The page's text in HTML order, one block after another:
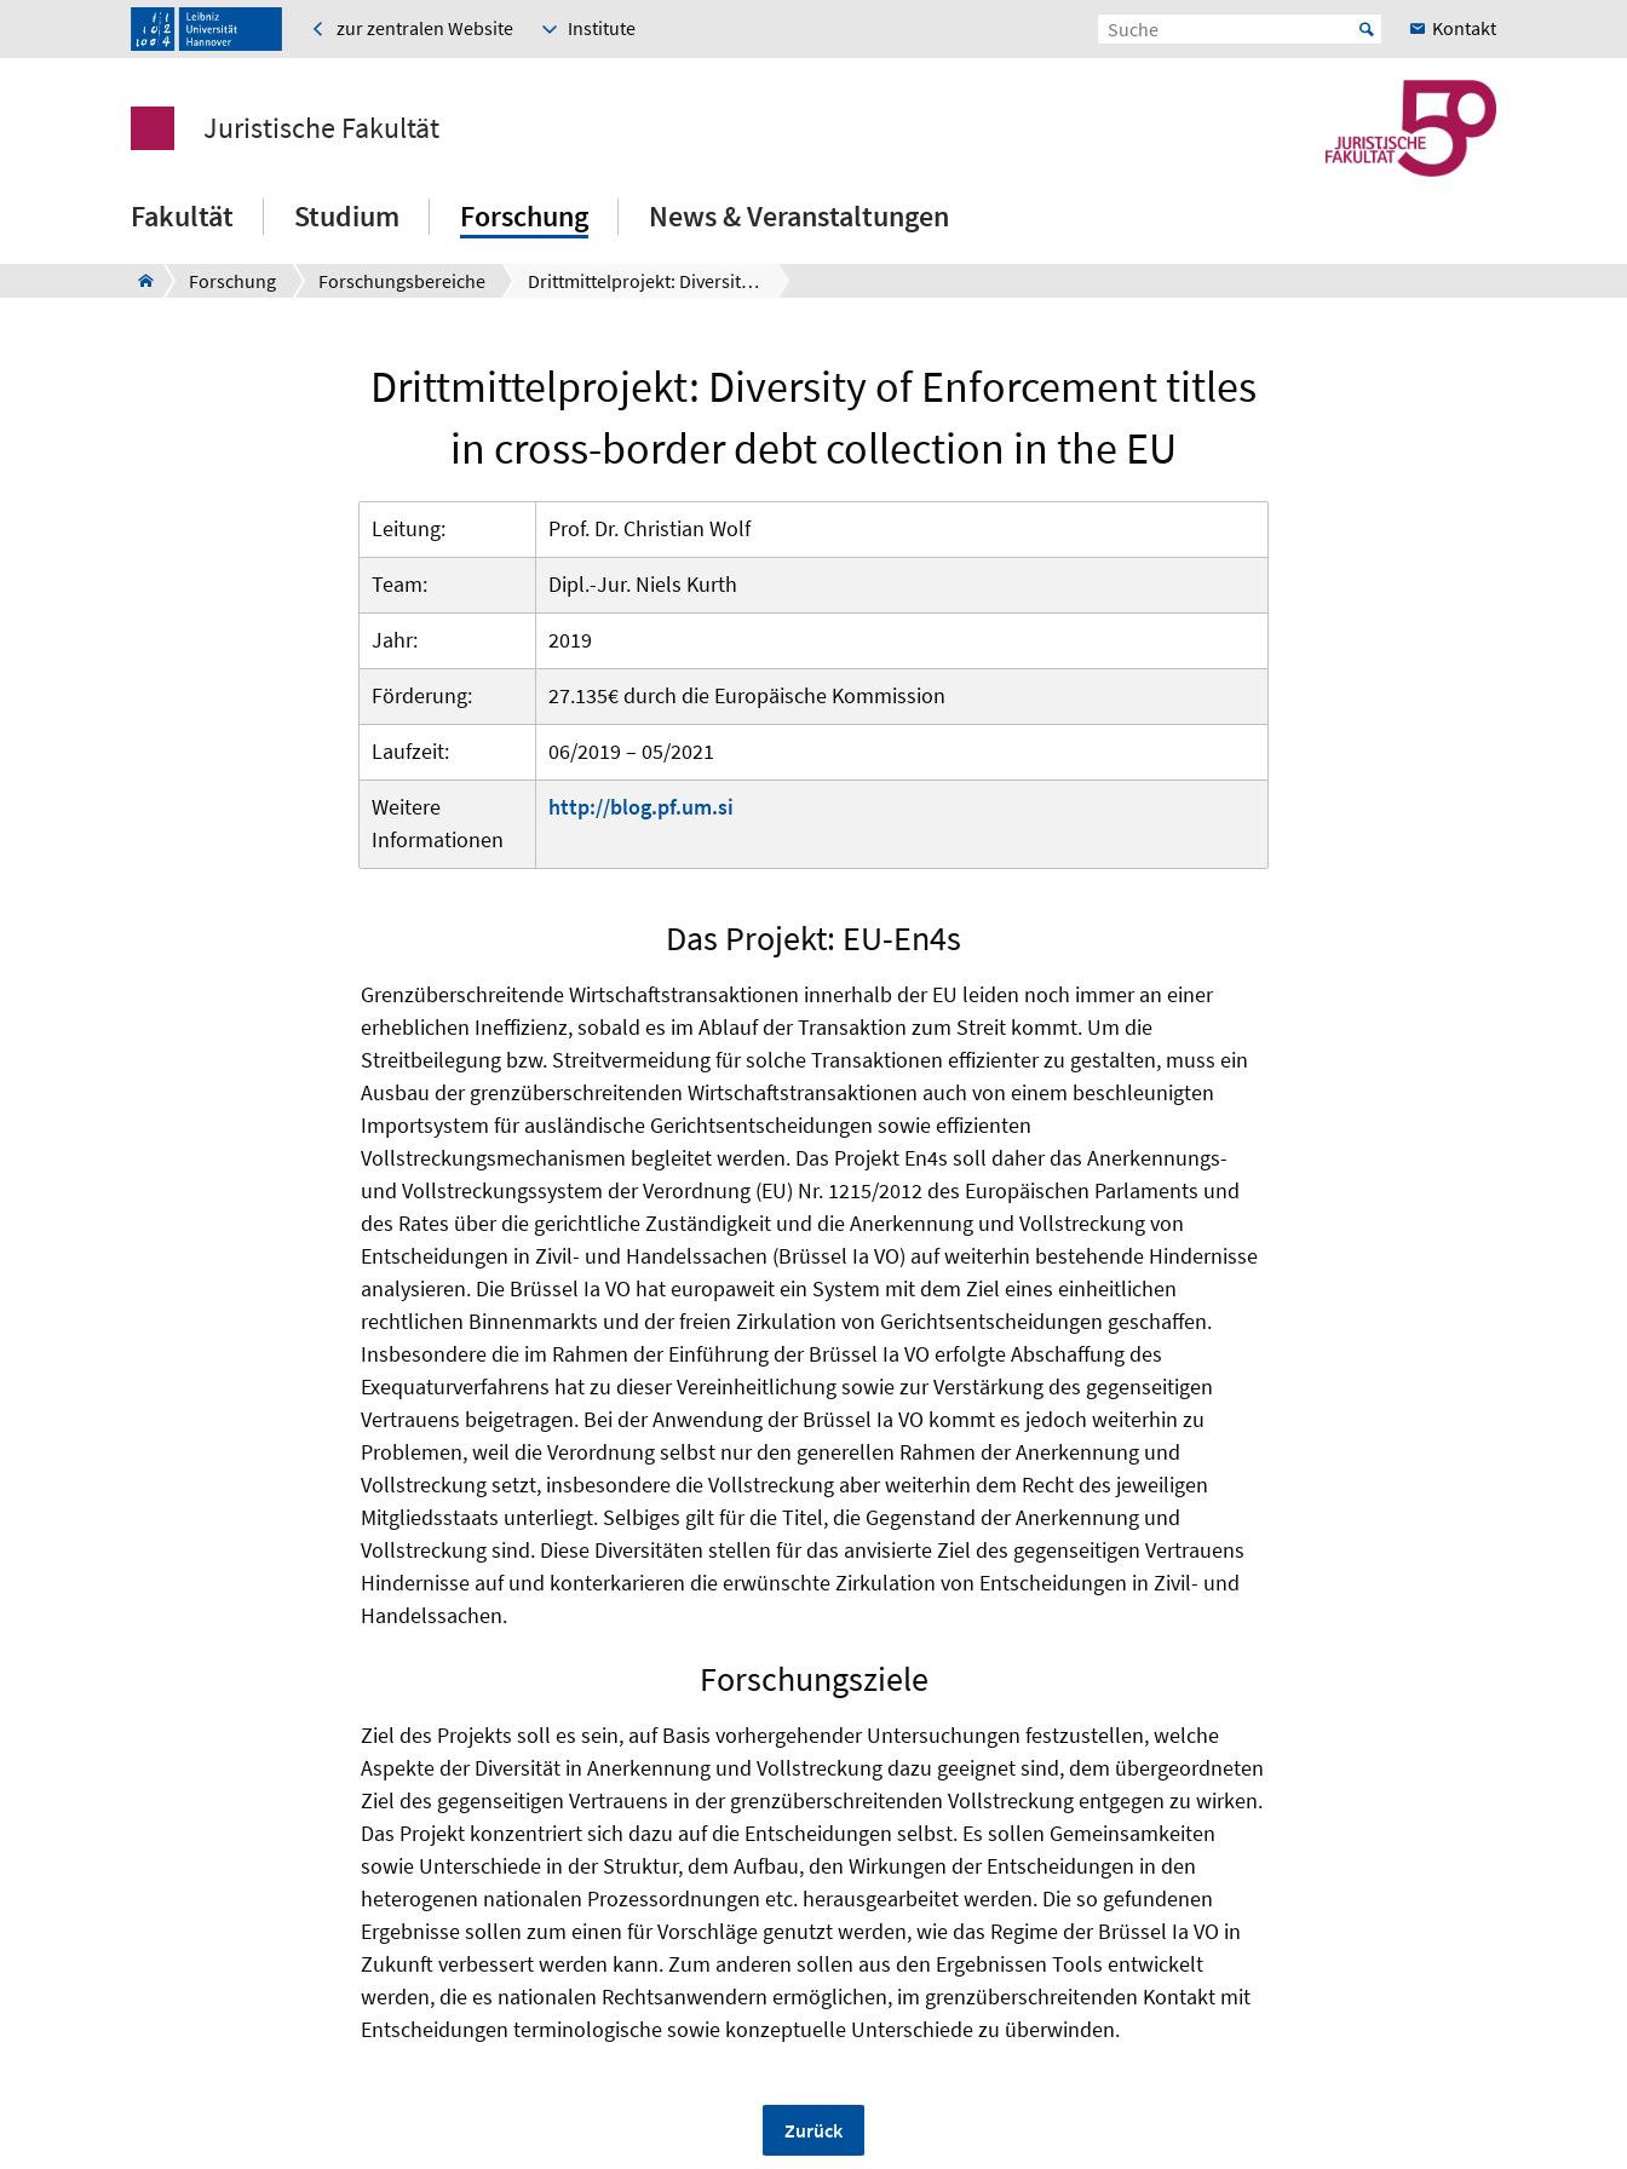
zur zentralen Website Institute Kontakt
Juristische Fakultät
Fakultät Studium Forschung News & Veranstaltungen
Forschung Forschungsbereiche Drittmittelprojekt: Diversity of Enforcement titles in cross-border debt collection in the EU
Drittmittelprojekt: Diversity of Enforcement titles
in cross-border debt collection in the EU
Leitung:
Prof. Dr. Christian Wolf
Team:
Dipl.-Jur. Niels Kurth
Jahr:
2019
Förderung:
27.135€ durch die Europäische Kommission
Laufzeit:
06/2019 – 05/2021
Weitere
Informationen
http://blog.pf.um.si
Das Projekt: EU-En4s
Grenzüberschreitende Wirtschaftstransaktionen innerhalb der EU leiden noch immer an einer
erheblichen Ineffizienz, sobald es im Ablauf der Transaktion zum Streit kommt. Um die
Streitbeilegung bzw. Streitvermeidung für solche Transaktionen effizienter zu gestalten, muss ein
Ausbau der grenzüberschreitenden Wirtschaftstransaktionen auch von einem beschleunigten
Importsystem für ausländische Gerichtsentscheidungen sowie effizienten
Vollstreckungsmechanismen begleitet werden. Das Projekt En4s soll daher das Anerkennungs-
und Vollstreckungssystem der Verordnung (EU) Nr. 1215/2012 des Europäischen Parlaments und
des Rates über die gerichtliche Zuständigkeit und die Anerkennung und Vollstreckung von
Entscheidungen in Zivil- und Handelssachen (Brüssel Ia VO) auf weiterhin bestehende Hindernisse
analysieren. Die Brüssel Ia VO hat europaweit ein System mit dem Ziel eines einheitlichen
rechtlichen Binnenmarkts und der freien Zirkulation von Gerichtsentscheidungen geschaffen.
Insbesondere die im Rahmen der Einführung der Brüssel Ia VO erfolgte Abschaffung des
Exequaturverfahrens hat zu dieser Vereinheitlichung sowie zur Verstärkung des gegenseitigen
Vertrauens beigetragen. Bei der Anwendung der Brüssel Ia VO kommt es jedoch weiterhin zu
Problemen, weil die Verordnung selbst nur den generellen Rahmen der Anerkennung und
Vollstreckung setzt, insbesondere die Vollstreckung aber weiterhin dem Recht des jeweiligen
Mitgliedsstaats unterliegt. Selbiges gilt für die Titel, die Gegenstand der Anerkennung und
Vollstreckung sind. Diese Diversitäten stellen für das anvisierte Ziel des gegenseitigen Vertrauens
Hindernisse auf und konterkarieren die erwünschte Zirkulation von Entscheidungen in Zivil- und
Handelssachen.
Forschungsziele
Ziel des Projekts soll es sein, auf Basis vorhergehender Untersuchungen festzustellen, welche
Aspekte der Diversität in Anerkennung und Vollstreckung dazu geeignet sind, dem übergeordneten
Ziel des gegenseitigen Vertrauens in der grenzüberschreitenden Vollstreckung entgegen zu wirken.
Das Projekt konzentriert sich dazu auf die Entscheidungen selbst. Es sollen Gemeinsamkeiten
sowie Unterschiede in der Struktur, dem Aufbau, den Wirkungen der Entscheidungen in den
heterogenen nationalen Prozessordnungen etc. herausgearbeitet werden. Die so gefundenen
Ergebnisse sollen zum einen für Vorschläge genutzt werden, wie das Regime der Brüssel Ia VO in
Zukunft verbessert werden kann. Zum anderen sollen aus den Ergebnissen Tools entwickelt
werden, die es nationalen Rechtsanwendern ermöglichen, im grenzüberschreitenden Kontakt mit
Entscheidungen terminologische sowie konzeptuelle Unterschiede zu überwinden.
Zurück